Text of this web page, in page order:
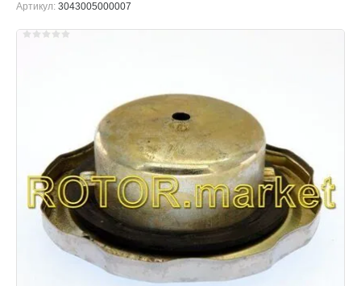
Артикул: 3043005000007